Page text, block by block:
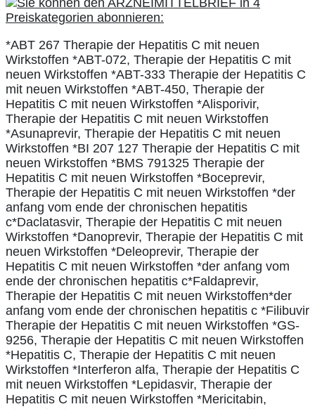
*ABT 267 Therapie der Hepatitis C mit neuen
Wirkstoffen *ABT-072, Therapie der Hepatitis C mit
neuen Wirkstoffen *ABT-333 Therapie der Hepatitis C
mit neuen Wirkstoffen *ABT-450, Therapie der
Hepatitis C mit neuen Wirkstoffen *Alisporivir,
Therapie der Hepatitis C mit neuen Wirkstoffen
*Asunaprevir, Therapie der Hepatitis C mit neuen
Wirkstoffen *BI 207 127 Therapie der Hepatitis C mit
neuen Wirkstoffen *BMS 791325 Therapie der
Hepatitis C mit neuen Wirkstoffen *Boceprevir,
Therapie der Hepatitis C mit neuen Wirkstoffen *der
anfang vom ende der chronischen hepatitis
c*Daclatasvir, Therapie der Hepatitis C mit neuen
Wirkstoffen *Danoprevir, Therapie der Hepatitis C mit
neuen Wirkstoffen *Deleoprevir, Therapie der
Hepatitis C mit neuen Wirkstoffen *der anfang vom
ende der chronischen hepatitis c*Faldaprevir,
Therapie der Hepatitis C mit neuen Wirkstoffen*der
anfang vom ende der chronischen hepatitis c *Filibuvir
Therapie der Hepatitis C mit neuen Wirkstoffen *GS-
9256, Therapie der Hepatitis C mit neuen Wirkstoffen
*Hepatitis C, Therapie der Hepatitis C mit neuen
Wirkstoffen *Interferon alfa, Therapie der Hepatitis C
mit neuen Wirkstoffen *Lepidasvir, Therapie der
Hepatitis C mit neuen Wirkstoffen *Mericitabin,